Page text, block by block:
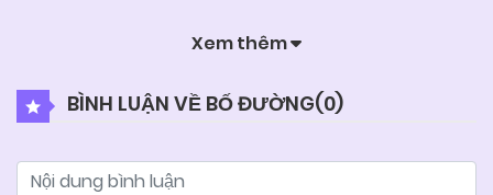
Xem thêm
BÌNH LUẬN VỀ BỐ ĐƯỜNG(0)